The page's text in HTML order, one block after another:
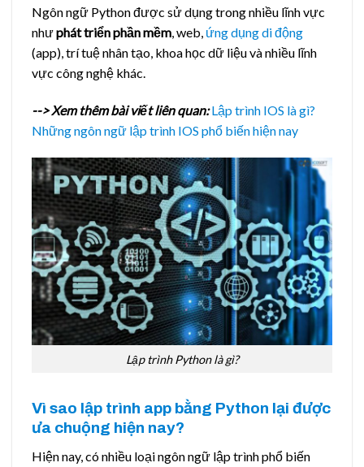
Ngôn ngữ Python được sử dụng trong nhiều lĩnh vực
nhưphát triển phần mềm, web, ứng dụng di động
(app), trí tuệ nhân tạo, khoa học dữ liệu và nhiều lĩnh
vực công nghệ khác.
--> Xem thêm bài viết liên quan: Lập trình IOS là gì?
Những ngôn ngữ lập trình IOS phổ biến hiện nay
Lập trình Python là gì?
Vì sao lập trình app bằng Python lại được
ưa chuộng hiện nay?
Hiện nay, có nhiều loại ngôn ngữ lập trình phổ biến